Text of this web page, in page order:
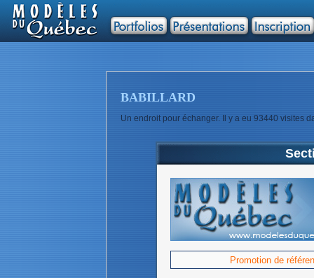
BABILLARD
Un endroit pour échanger. Il y a eu 93440 visites
Promotion de